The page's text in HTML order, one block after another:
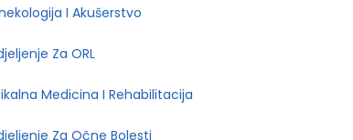
I Akušerstvo
Za ORL
Medicina I Rehabilitacija
Za Očne Bolesti